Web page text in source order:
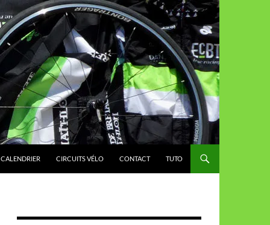
CALENDRIER CIRCUITS VÉLO CONTACT TUTO